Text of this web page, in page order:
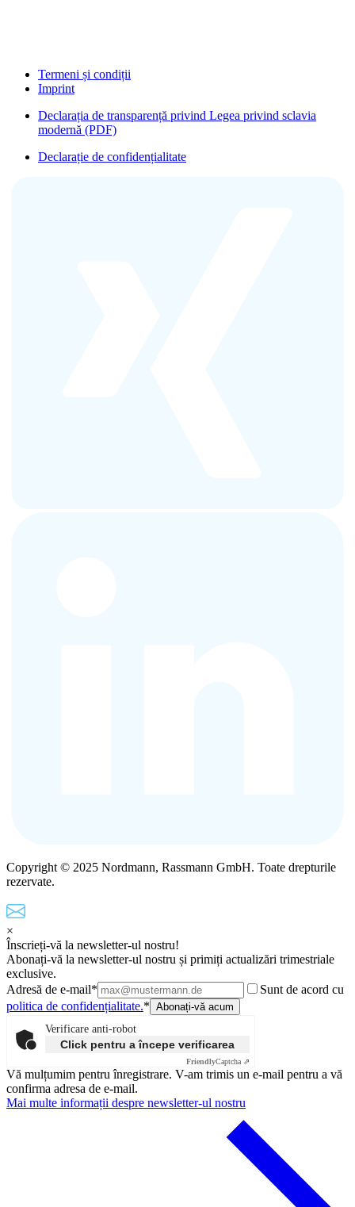
Termeni și condiții
Imprint
Declarația de transparență privind Legea privind sclavia
modernă (PDF)
Declarație de confidențialitate
Copyright © 2025 Nordmann, Rassmann GmbH. Toate drepturile
rezervate.
×
Înscrieți-vă la newsletter-ul nostru!
Abonați-vă la newsletter-ul nostru și primiți actualizări trimestriale
exclusive.
Adresă de e-mail*
Sunt de acord cu
politica de confidențialitate.*
Verificare anti-robot
Click pentru a începe verificarea
FriendlyCaptcha ⇗
Vă mulțumim pentru înregistrare. V-am trimis un e-mail pentru a vă
confirma adresa de e-mail.
Mai multe informații despre newsletter-ul nostru